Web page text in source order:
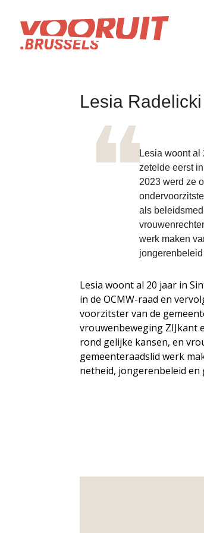
Lesia Radelicki
Lesia woont
zetelde eerst
2023 werd ze
als
werk maken
Lesia woont al 20 jaar in
in de OCMW-raad en
voorzitster van de
vrouwenbeweging ZIJkant
rond gelijke kansen, en
gemeenteraadslid werk
netheid, jongerenbeleid en